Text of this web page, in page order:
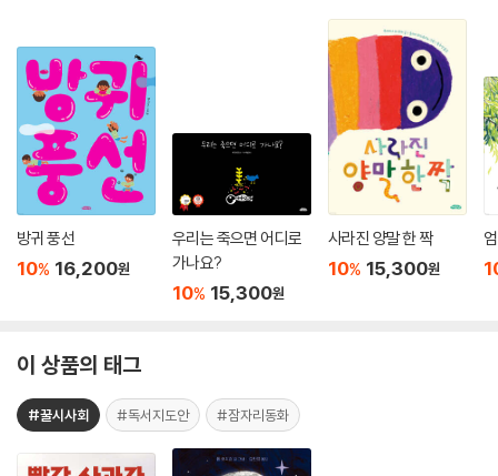
방귀 풍선
10% 16,200원
우리는 죽으면 어디로
가나요?
10% 15,300원
사라진 양말 한 짝
10% 15,300원
이 상품의 태그
#꿀시사회 #독서지도안 #잠자리동화